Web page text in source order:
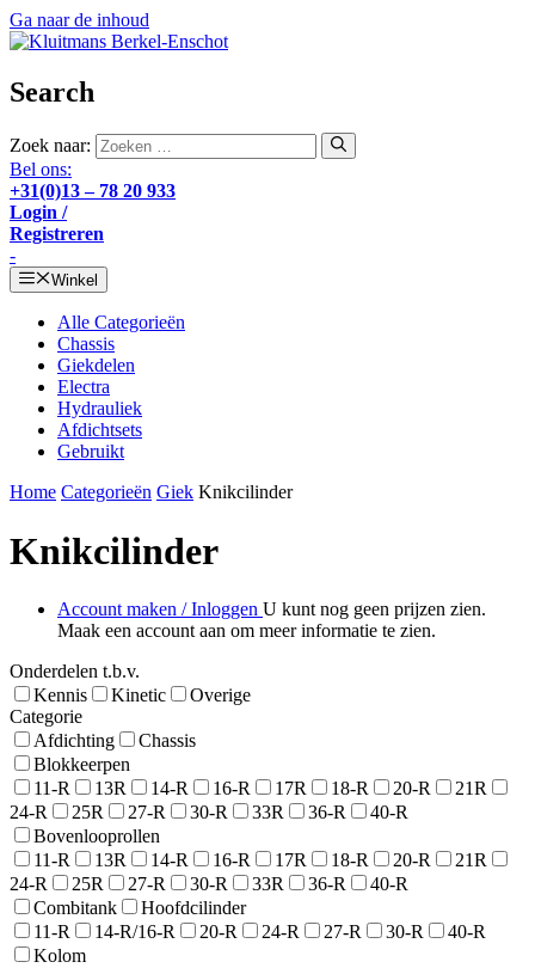
Ga naar de inhoud
Search
Zoek naar:
Bel ons:
+31(0)13 – 78 20 933
Login /
Registreren
-
Winkel
Alle Categorieën
Chassis
Giekdelen
Electra
Hydrauliek
Afdichtsets
Gebruikt
Home Categorieën Giek Knikcilinder
Knikcilinder
Account maken / Inloggen U kunt nog geen prijzen zien.
Maak een account aan om meer informatie te zien.
Onderdelen t.b.v.
Kennis
Kinetic
Overige
Categorie
Afdichting
Chassis
Blokkeerpen
11-R
13R 14-R 16-R 17R 18-R 20-R
21R
24-R
25R 27-R 30-R 33R 36-R
40-R
Bovenlooprollen
11-R
13R 14-R 16-R 17R 18-R 20-R
21R
24-R
25R 27-R 30-R 33R 36-R
40-R
Combitank
Hoofdcilinder
11-R
14-R/16-R 20-R 24-R 27-R 30-R
40-R
Kolom